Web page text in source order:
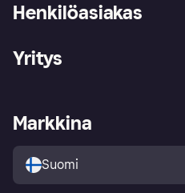
Henkilöasiakas
Ohje
Kirjaudu sisään
Tutustu kauppoihin
Ostajan turva
Yritys
Kirjaudu sisään yrityksenä
Markkina
Suomi